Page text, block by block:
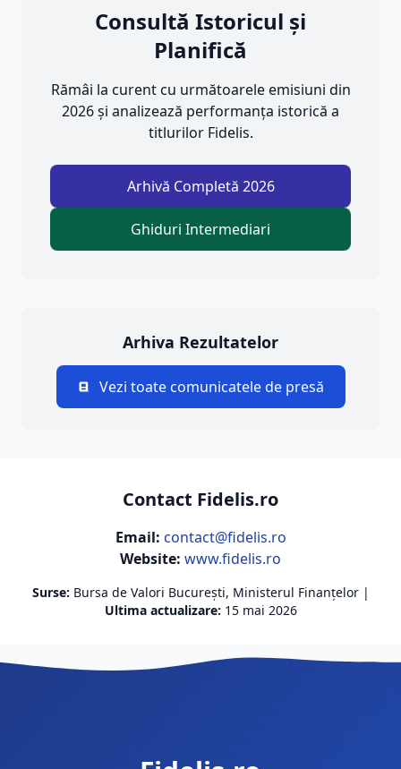
Consultă Istoricul și
Planifică
Rămâi la curent cu următoarele emisiuni din
2026 și analizează performanța istorică a
titlurilor Fidelis.
Arhivă Completă 2026
Ghiduri Intermediari
Arhiva Rezultatelor
Vezi toate comunicatele de presă
Contact Fidelis.ro
Email: contact@fidelis.ro
Website: www.fidelis.ro
Surse: Bursa de Valori București, Ministerul Finanțelor |
Ultima actualizare: 15 mai 2026